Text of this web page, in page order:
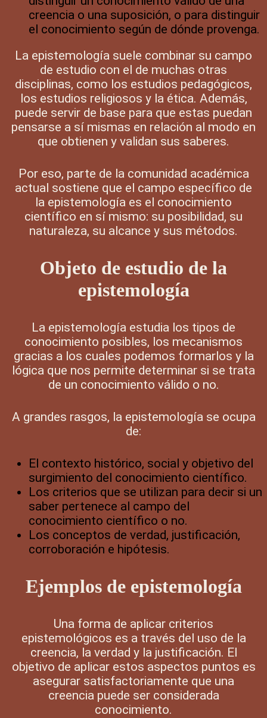
creencia o una suposición, o para distinguir
el conocimiento según de dónde provenga.
La epistemología suele combinar su campo
de estudio con el de muchas otras
disciplinas, como los estudios pedagógicos,
los estudios religiosos y la ética. Además,
puede servir de base para que estas puedan
pensarse a sí mismas en relación al modo en
que obtienen y validan sus saberes.
Por eso, parte de la comunidad académica
actual sostiene que el campo específico de
la epistemología es el conocimiento
científico en sí mismo: su posibilidad, su
naturaleza, su alcance y sus métodos.
Objeto de estudio de la
epistemología
La epistemología estudia los tipos de
conocimiento posibles, los mecanismos
gracias a los cuales podemos formarlos y la
lógica que nos permite determinar si se trata
de un conocimiento válido o no.
A grandes rasgos, la epistemología se ocupa
de:
El contexto histórico, social y objetivo del
surgimiento del conocimiento científico.
Los criterios que se utilizan para decir si un
saber pertenece al campo del
conocimiento científico o no.
Los conceptos de verdad, justificación,
corroboración e hipótesis.
Ejemplos de epistemología
Una forma de aplicar criterios
epistemológicos es a través del uso de la
creencia, la verdad y la justificación. El
objetivo de aplicar estos aspectos puntos es
asegurar satisfactoriamente que una
creencia puede ser considerada
conocimiento.